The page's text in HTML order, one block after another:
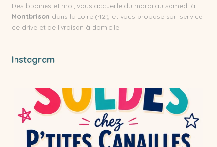
Des bobines et moi, vous accueille du mardi au samedi à
Montbrison dans la Loire (42), et vous propose son service
de drive et de livraison à domicile.
Instagram